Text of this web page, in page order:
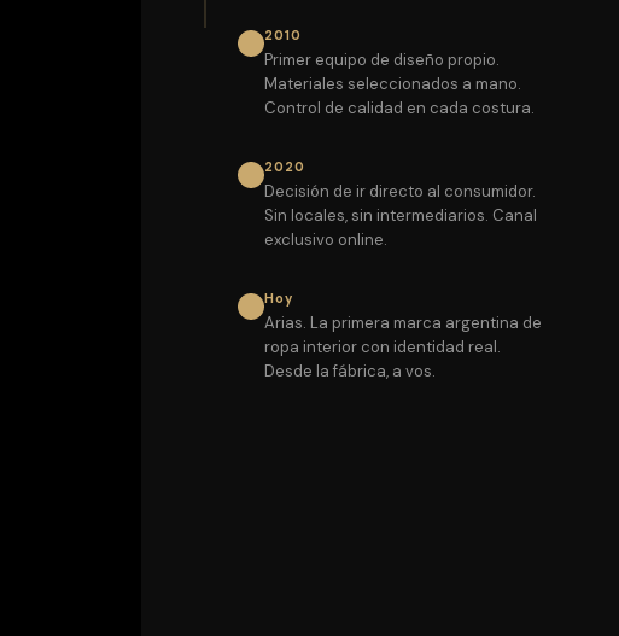
2010
Primer equipo de diseño propio.
Materiales seleccionados a mano.
Control de calidad en cada costura.
2020
Decisión de ir directo al consumidor.
Sin locales, sin intermediarios. Canal
exclusivo online.
Hoy
Arias. La primera marca argentina de
ropa interior con identidad real.
Desde la fábrica, a vos.